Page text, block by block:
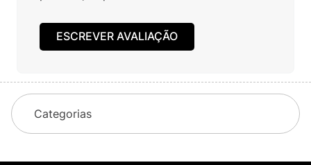
ESCREVER AVALIAÇÃO
Categorias